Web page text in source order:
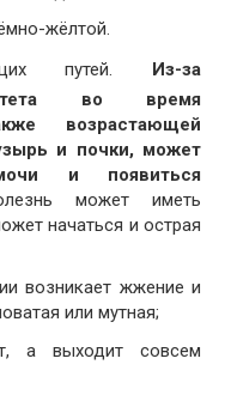
жёлтой.
путей. Из-за
во время
возрастающей
и почки, может
и появиться
может иметь
начаться и острая
возникает жжение и
или мутная;
а выходит совсем